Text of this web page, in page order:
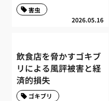
2026.05.16
害虫
飲食店を脅かすゴキブ
リによる風評被害と経
済的損失
ゴキブリ